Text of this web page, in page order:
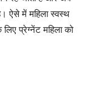
ऐसे में महिला स्वस्थ
प्रेग्नेंट महिला को